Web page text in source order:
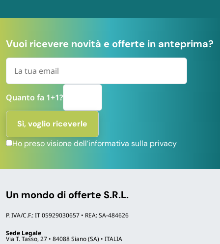
Vuoi ricevere novità e offerte in anteprima?
Quanto fa 1+1?
Ho preso visione dell’informativa sulla privacy
Un mondo di offerte S.R.L.
P. IVA/C.F.: IT 05929030657 • REA: SA-484626
Sede Legale
Via T. Tasso, 27 • 84088 Siano (SA) • ITALIA